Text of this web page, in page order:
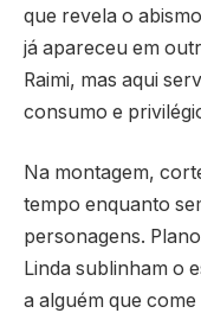
que revela o
já apareceu em
Raimi, mas aqui
consumo e
Na montagem,
tempo enquanto
personagens.
Linda sublinham o
a alguém que